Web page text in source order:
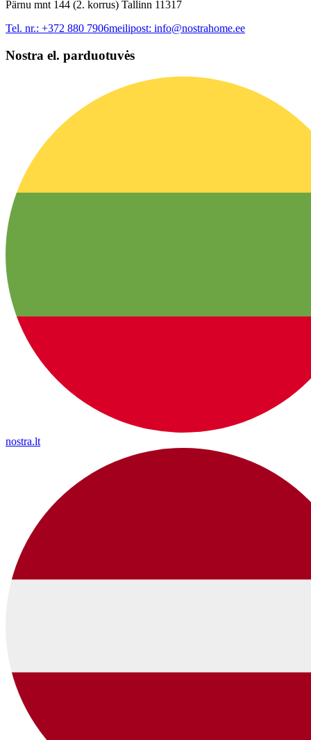
Pärnu mnt 144 (2. korrus) Tallinn 11317
Tel. nr.: +372 880 7906meilipost: info@nostrahome.ee
Nostra el. parduotuvės
nostra.lt